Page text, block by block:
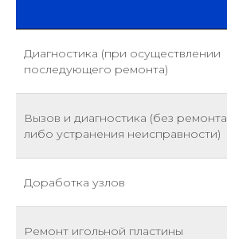
Диагностика (при осуществлении
последующего ремонта)
Вызов и диагностика (без ремонта
либо устранения неисправности)
Доработка узлов
Ремонт игольной пластины